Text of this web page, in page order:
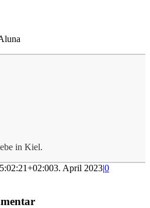
in Kiel.
3. April 2023|0